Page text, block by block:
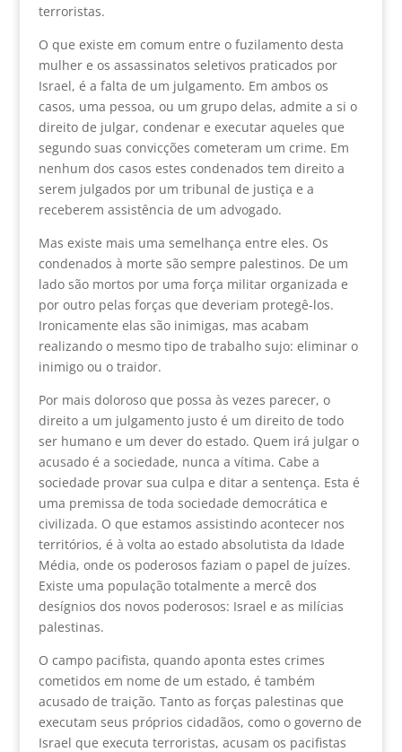
terroristas.
O que existe em comum entre o fuzilamento desta
mulher e os assassinatos seletivos praticados por
Israel, é a falta de um julgamento. Em ambos os
casos, uma pessoa, ou um grupo delas, admite a si o
direito de julgar, condenar e executar aqueles que
segundo suas convicções cometeram um crime. Em
nenhum dos casos estes condenados tem direito a
serem julgados por um tribunal de justiça e a
receberem assistência de um advogado.
Mas existe mais uma semelhança entre eles. Os
condenados à morte são sempre palestinos. De um
lado são mortos por uma força militar organizada e
por outro pelas forças que deveriam protegê-los.
Ironicamente elas são inimigas, mas acabam
realizando o mesmo tipo de trabalho sujo: eliminar o
inimigo ou o traidor.
Por mais doloroso que possa às vezes parecer, o
direito a um julgamento justo é um direito de todo
ser humano e um dever do estado. Quem irá julgar o
acusado é a sociedade, nunca a vítima. Cabe a
sociedade provar sua culpa e ditar a sentença. Esta é
uma premissa de toda sociedade democrática e
civilizada. O que estamos assistindo acontecer nos
territórios, é à volta ao estado absolutista da Idade
Média, onde os poderosos faziam o papel de juízes.
Existe uma população totalmente a mercê dos
desígnios dos novos poderosos: Israel e as milícias
palestinas.
O campo pacifista, quando aponta estes crimes
cometidos em nome de um estado, é também
acusado de traição. Tanto as forças palestinas que
executam seus próprios cidadãos, como o governo de
Israel que executa terroristas, acusam os pacifistas